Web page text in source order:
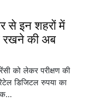
से इन शहरों में
रखने की अब
को लेकर परीक्षण की
डिजिटल रुपया का
क…